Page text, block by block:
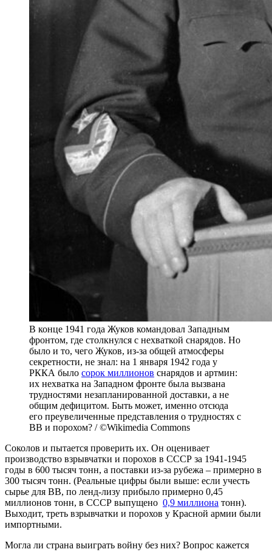
В конце 1941 года Жуков командовал Западным
фронтом, где столкнулся с нехваткой снарядов. Но
было и то, чего Жуков, из-за общей атмосферы
секретности, не знал: на 1 января 1942 года у
РККА было сорок миллионов снарядов и артмин:
их нехватка на Западном фронте была вызвана
трудностями незапланированной доставки, а не
общим дефицитом. Быть может, именно отсюда
его преувеличенные представления о трудностях с
ВВ и порохом? / ©Wikimedia Commons
Соколов и пытается проверить их. Он оценивает
производство взрывчатки и порохов в СССР за 1941-1945
годы в 600 тысяч тонн, а поставки из-за рубежа – примерно в
300 тысяч тонн. (Реальные цифры были выше: если учесть
сырье для ВВ, по ленд-лизу прибыло примерно 0,45
миллионов тонн, в СССР выпущено 0,9 миллиона тонн).
Выходит, треть взрывчатки и порохов у Красной армии были
импортными.
Могла ли страна выиграть войну без них? Вопрос кажется